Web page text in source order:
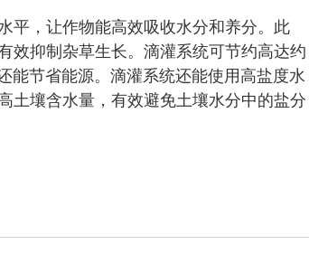
平，让作物能高效吸收水分和养分。此
效抑制杂草生长。滴灌系统可节约高达约
能节省能源。滴灌系统还能使用高盐度水
土壤含水量，有效避免土壤水分中的盐分